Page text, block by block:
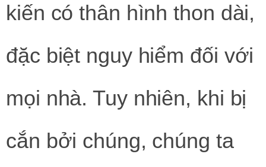
kiến có thân hình thon dài,
đặc biệt nguy hiểm đối với
mọi nhà. Tuy nhiên, khi bị
cắn bởi chúng, chúng ta